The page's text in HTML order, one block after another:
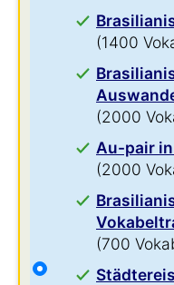
(1400
(2000
Au-pair
(2000
(700